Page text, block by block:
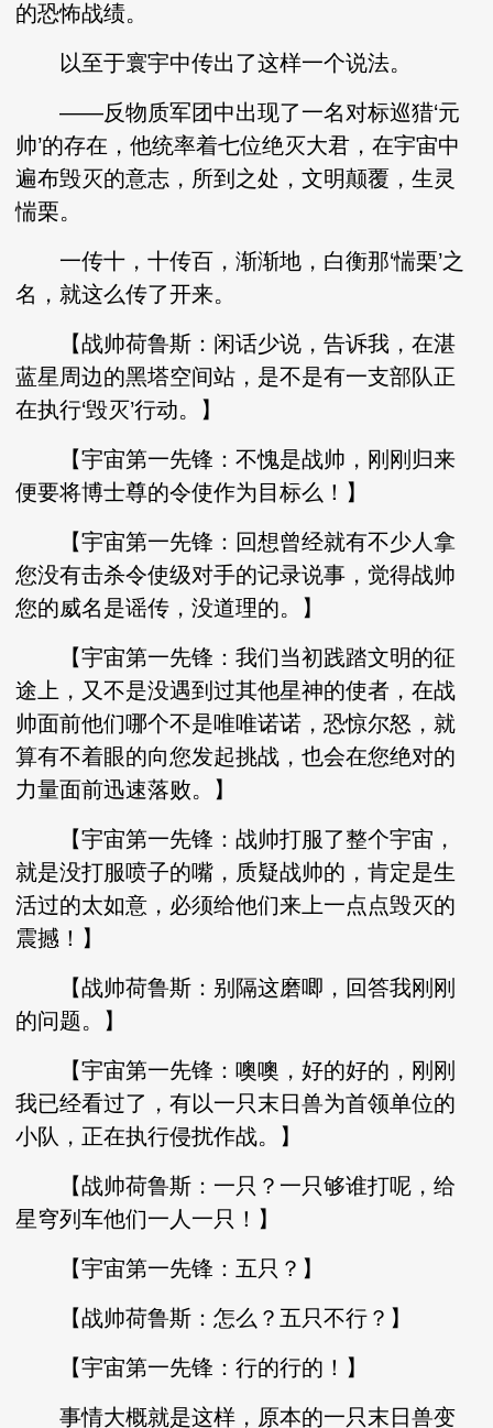
的恐怖战绩。
以至于寰宇中传出了这样一个说法。
——反物质军团中出现了一名对标巡猎‘元
帅’的存在，他统率着七位绝灭大君，在宇宙中
遍布毁灭的意志，所到之处，文明颠覆，生灵
惴栗。
一传十，十传百，渐渐地，白衡那‘惴栗’之
名，就这么传了开来。
【战帅荷鲁斯：闲话少说，告诉我，在湛
蓝星周边的黑塔空间站，是不是有一支部队正
在执行‘毁灭’行动。】
【宇宙第一先锋：不愧是战帅，刚刚归来
便要将博士尊的令使作为目标么！】
【宇宙第一先锋：回想曾经就有不少人拿
您没有击杀令使级对手的记录说事，觉得战帅
您的威名是谣传，没道理的。】
【宇宙第一先锋：我们当初践踏文明的征
途上，又不是没遇到过其他星神的使者，在战
帅面前他们哪个不是唯唯诺诺，恐惊尔怒，就
算有不着眼的向您发起挑战，也会在您绝对的
力量面前迅速落败。】
【宇宙第一先锋：战帅打服了整个宇宙，
就是没打服喷子的嘴，质疑战帅的，肯定是生
活过的太如意，必须给他们来上一点点毁灭的
震撼！】
【战帅荷鲁斯：别隔这磨唧，回答我刚刚
的问题。】
【宇宙第一先锋：噢噢，好的好的，刚刚
我已经看过了，有以一只末日兽为首领单位的
小队，正在执行侵扰作战。】
【战帅荷鲁斯：一只？一只够谁打呢，给
星穹列车他们一人一只！】
【宇宙第一先锋：五只？】
【战帅荷鲁斯：怎么？五只不行？】
【宇宙第一先锋：行的行的！】
事情大概就是这样，原本的一只末日兽变